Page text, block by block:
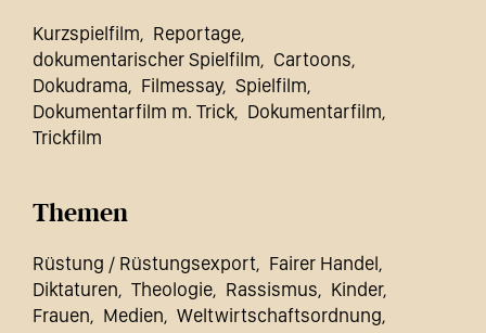
Kurzspielfilm
Reportage
dokumentarischer Spielfilm
Cartoons
Dokudrama
Filmessay Spielfilm
Dokumentarfilm m. Trick
Dokumentarfilm
Trickfilm
Themen
Rüstung / Rüstungsexport
Fairer Handel
Diktaturen
Theologie Rassismus
Kinder
Frauen
Medien
Weltwirtschaftsordnung